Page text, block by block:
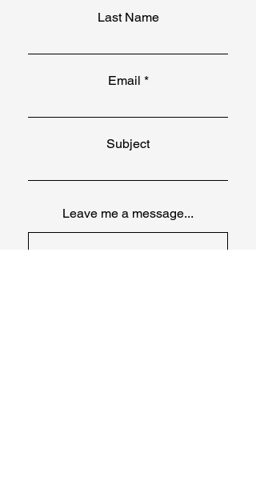
Last Name
Email
Subject
Leave me a message...